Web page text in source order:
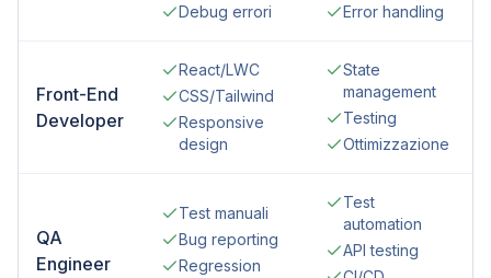
Debug errori
Error handling
Front-End
Developer
React/LWC
CSS/Tailwind
Responsive
design
State
management
Testing
Ottimizzazione
QA
Engineer
Test manuali
Bug reporting
Regression
Test
automation
API testing